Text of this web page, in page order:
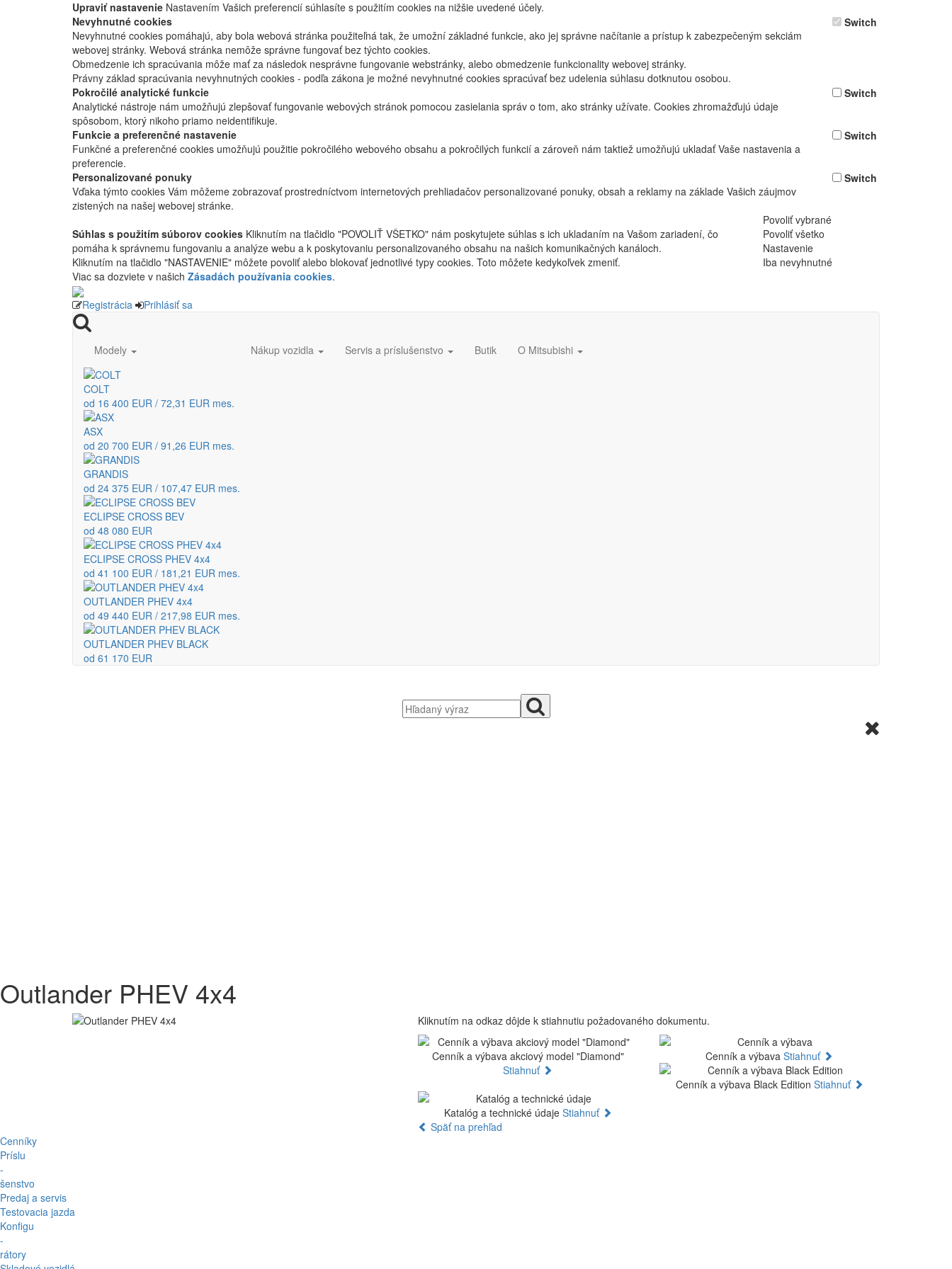
Upraviť nastavenie Nastavením Vašich preferencií súhlasíte s použitím cookies na nižšie uvedené účely.
Nevyhnutné cookies
Nevyhnutné cookies pomáhajú, aby bola webová stránka použiteľná tak, že umožní základné funkcie, ako jej správne načítanie a prístup k zabezpečeným sekciám
webovej stránky. Webová stránka nemôže správne fungovať bez týchto cookies.
Obmedzenie ich spracúvania môže mať za následok nesprávne fungovanie webstránky, alebo obmedzenie funkcionality webovej stránky.
Právny základ spracúvania nevyhnutných cookies - podľa zákona je možné nevyhnutné cookies spracúvať bez udelenia súhlasu dotknutou osobou.
Switch
Pokročilé analytické funkcie
Analytické nástroje nám umožňujú zlepšovať fungovanie webových stránok pomocou zasielania správ o tom, ako stránky užívate. Cookies zhromažďujú údaje
spôsobom, ktorý nikoho priamo neidentifikuje.
Switch
Funkcie a preferenčné nastavenie
Funkčné a preferenčné cookies umožňujú použitie pokročilého webového obsahu a pokročilých funkcií a zároveň nám taktiež umožňujú ukladať Vaše nastavenia a
preferencie.
Switch
Personalizované ponuky
Vďaka týmto cookies Vám môžeme zobrazovať prostredníctvom internetových prehliadačov personalizované ponuky, obsah a reklamy na základe Vašich záujmov
zistených na našej webovej stránke.
Switch
Povoliť vybrané
Súhlas s použitím súborov cookies Kliknutím na tlačidlo "POVOLIŤ VŠETKO" nám poskytujete súhlas s ich ukladaním na Vašom zariadení, čo
pomáha k správnemu fungovaniu a analýze webu a k poskytovaniu personalizovaného obsahu na našich komunikačných kanáloch.
Kliknutím na tlačidlo "NASTAVENIE" môžete povoliť alebo blokovať jednotlivé typy cookies. Toto môžete kedykoľvek zmeniť.
Viac sa dozviete v našich Zásadách používania cookies.
Povoliť všetko
Nastavenie
Iba nevyhnutné
Registrácia Prihlásiť sa
Modely
COLT
od 16 400 EUR / 72,31 EUR mes.
ASX
od 20 700 EUR / 91,26 EUR mes.
GRANDIS
od 24 375 EUR / 107,47 EUR mes.
ECLIPSE CROSS BEV
od 48 080 EUR
ECLIPSE CROSS PHEV 4x4
od 41 100 EUR / 181,21 EUR mes.
OUTLANDER PHEV 4x4
od 49 440 EUR / 217,98 EUR mes.
OUTLANDER PHEV BLACK
od 61 170 EUR
Nákup vozidla Servis a príslušenstvo Butik O Mitsubishi
Outlander PHEV 4x4
Kliknutím na odkaz dôjde k stiahnutiu požadovaného dokumentu.
Cenník a výbava akciový model "Diamond"
Stiahnuť
Cenník a výbavaStiahnuť
Cenník a výbava Black Edition Stiahnuť
Katalóg a technické údaje Stiahnuť
Späť na prehľad
Cenníky
Príslu
-
šenstvo
Predaj a servis
Testovacia jazda
Konfigu
-
rátory